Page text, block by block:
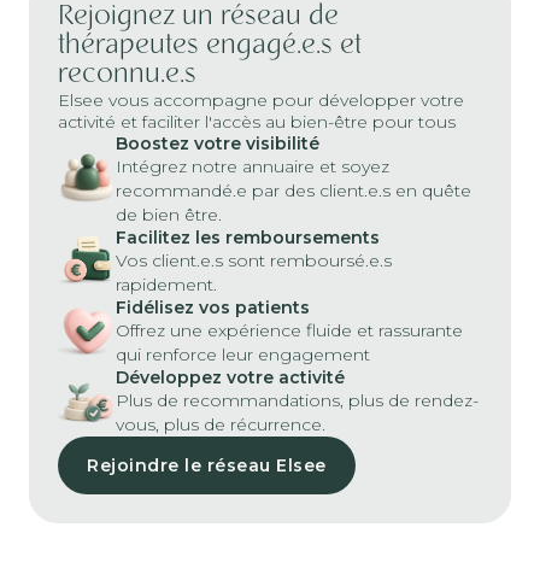
Rejoignez un réseau de
thérapeutes engagé.e.s et
reconnu.e.s
Elsee vous accompagne pour développer votre
activité et faciliter l'accès au bien-être pour tous
Boostez votre visibilité
Intégrez notre annuaire et soyez
recommandé.e par des client.e.s en quête
de bien être.
Facilitez les remboursements
Vos client.e.s sont remboursé.e.s
rapidement.
Fidélisez vos patients
Offrez une expérience fluide et rassurante
qui renforce leur engagement
Développez votre activité
Plus de recommandations, plus de rendez-
vous, plus de récurrence.
Rejoindre le réseau Elsee